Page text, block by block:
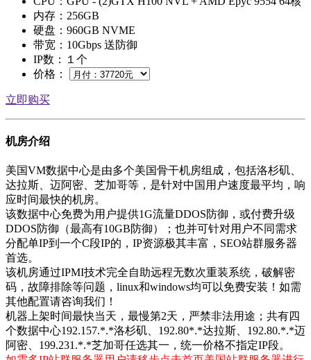
内存：256GB
硬盘：960GB NVME
带宽：10Gbps 送防御
IP数：１个
价格：
立即购买
机房介绍
美国VM数据中心是由多个美国骨干机房组成，包括洛杉矶、
达拉斯、迈阿密、芝加哥等，是针对中国用户速度最平均，响
应时间最快的机房。
该数据中心免费为用户提供1G流量DDOS防御，或付费升级
DDOS防御（最高有10GB防御）；也并可针对用户不同需求
分配单IP到一个C段IP的，IP资源极其丰富，SEO站群服务器
首选。
该机房通过IPMI技术完全自助远程无数次重装系统，破解密
码，故障排除等问题，linux和windows均可以免费安装！如需
其他配置请咨询我们！
机器上架时间最快当天，最慢第2天，严禁非法用途；共有四
个数据中心192.157.*.*洛杉矶、192.80*.*达拉斯、192.80.*.*迈
阿密、199.231.*.*芝加哥任选其一，统一价格不指定IP段。